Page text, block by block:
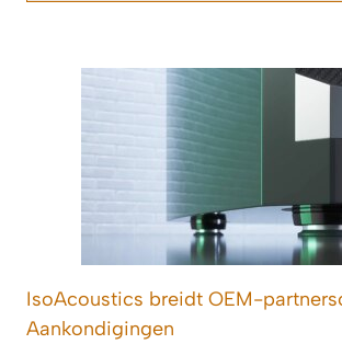
IsoAcoustics breidt OEM-
Aankondigingen